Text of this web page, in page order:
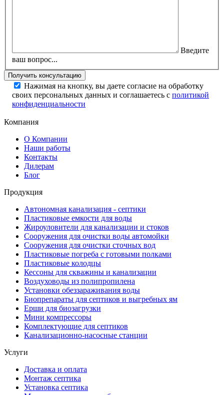
Введите
ваш вопрос...
Нажимая на кнопку, вы даете согласие на обработку
своих персональных данных и соглашаетесь с политикой
конфиденциальности
Компания
О Компании
Наши работы
Контакты
Дилерам
Блог
Продукция
Автономная канализация - септики
Пластиковые емкости для воды
Жироуловители для канализации и стоков
Сооружения для очистки воды автомойки
Сооружения для очистки сточных вод
Пластиковые погреба с готовыми полками
Пластиковые колодцы
Кессоны для скважины и канализации
Воздуховоды из полипропилена
Установки обеззараживания воды
Биопрепараты для септиков и выгребных ям
Ерши для биозагрузки
Мини компрессоры
Комплектующие для септиков
Канализационно-насосные станции
Услуги
Доставка и оплата
Монтаж септика
Установка септика